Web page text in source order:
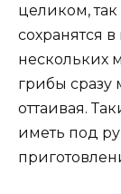
целиком,
сохранятся
нескольких
грибы сразу
оттаивая.
иметь под